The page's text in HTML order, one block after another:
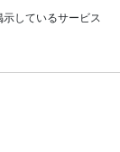
しているサービス